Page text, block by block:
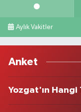
Aylık Vakitler
Anket
Yozgat'ın Hangi